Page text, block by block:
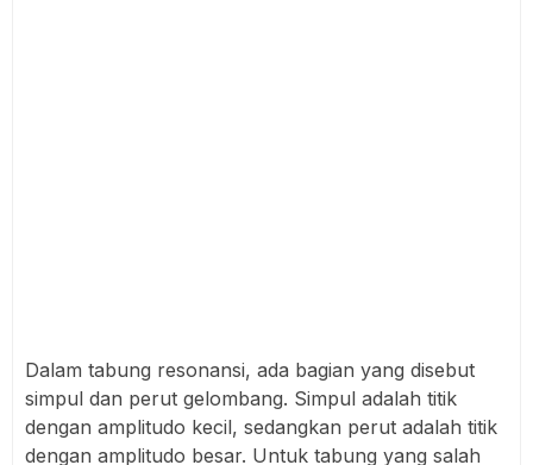
Dalam tabung resonansi, ada bagian yang disebut
simpul dan perut gelombang. Simpul adalah titik
dengan amplitudo kecil, sedangkan perut adalah titik
dengan amplitudo besar. Untuk tabung yang salah